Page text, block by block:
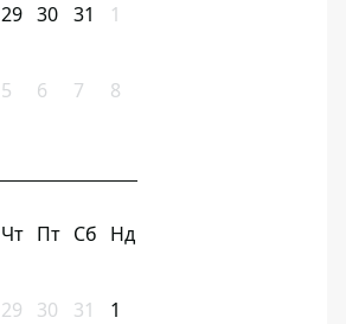
29 30 31 1
5 6 7 8
Чт Пт Сб Нд
29 30 31 1